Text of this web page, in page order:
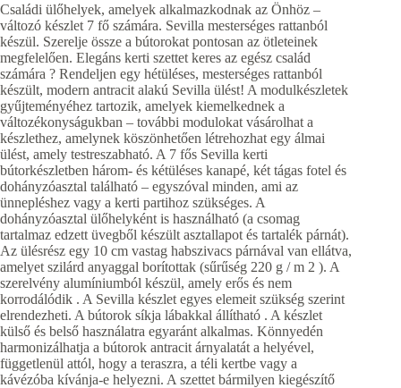
Családi ülőhelyek, amelyek alkalmazkodnak az Önhöz –
változó készlet 7 fő számára. Sevilla mesterséges rattanból
készül. Szerelje össze a bútorokat pontosan az ötleteinek
megfelelően. Elegáns kerti szettet keres az egész család
számára ? Rendeljen egy hétüléses, mesterséges rattanból
készült, modern antracit alakú Sevilla ülést! A modulkészletek
gyűjteményéhez tartozik, amelyek kiemelkednek a
változékonyságukban – további modulokat vásárolhat a
készlethez, amelynek köszönhetően létrehozhat egy álmai
ülést, amely testreszabható. A 7 fős Sevilla kerti
bútorkészletben három- és kétüléses kanapé, két tágas fotel és
dohányzóasztal található – egyszóval minden, ami az
ünnepléshez vagy a kerti partihoz szükséges. A
dohányzóasztal ülőhelyként is használható (a csomag
tartalmaz edzett üvegből készült asztallapot és tartalék párnát).
Az ülésrész egy 10 cm vastag habszivacs párnával van ellátva,
amelyet szilárd anyaggal borítottak (sűrűség 220 g / m 2 ). A
szerelvény alumíniumból készül, amely erős és nem
korrodálódik . A Sevilla készlet egyes elemeit szükség szerint
elrendezheti. A bútorok síkja lábakkal állítható . A készlet
külső és belső használatra egyaránt alkalmas. Könnyedén
harmonizálhatja a bútorok antracit árnyalatát a helyével,
függetlenül attól, hogy a teraszra, a téli kertbe vagy a
kávézóba kívánja-e helyezni. A szettet bármilyen kiegészítő